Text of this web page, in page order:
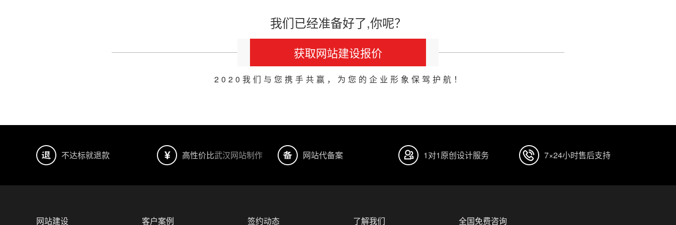
我们已经准备好了,你呢？
获取网站建设报价
2020我们与您携手共赢，为您的企业形象保驾护航！
不达标就退款 高性价比武汉网站制作 网站代备案 1对1原创设计服务 7×24小时售后支持
网站建设 客户案例 签约动态 了解我们 全国免费咨询